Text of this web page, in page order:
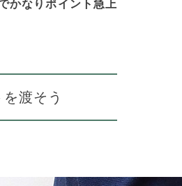
かなりポイント急上
渡そう